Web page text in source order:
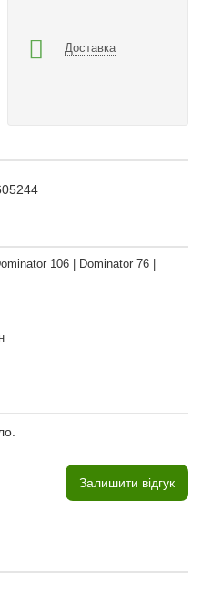
Доставка
106 | Dominator 76 |
Залишити відгук